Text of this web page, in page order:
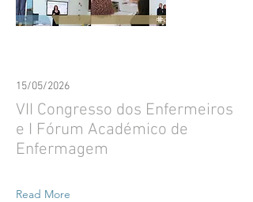
15/05/2026
VII Congresso dos Enfermeiros
e I Fórum Académico de
Enfermagem
Read More